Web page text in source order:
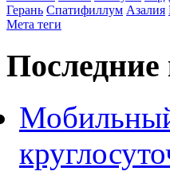
Герань Спатифиллум Азалия
Мета теги